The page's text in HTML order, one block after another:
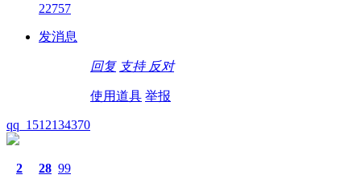
22757
发消息
回复 支持 反对
使用道具 举报
qq_1512134370
2 28 99